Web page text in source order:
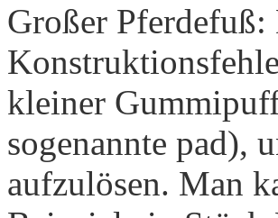
Großer Pferdefuß:
kleiner
sogenannte pad),
aufzulösen. Man